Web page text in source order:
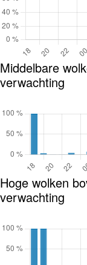
Middelbare
verwachting
Hoge wolken
verwachting